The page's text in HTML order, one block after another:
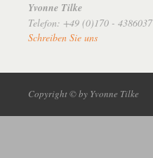
Yvonne Tilke
Telefon: +49 (0)170 - 4386037
Schreiben Sie uns
Copyright © by Yvonne Tilke